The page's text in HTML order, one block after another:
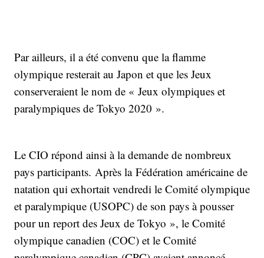
Par ailleurs, il a été convenu que la flamme
olympique resterait au Japon et que les Jeux
conserveraient le nom de « Jeux olympiques et
paralympiques de Tokyo 2020 ».
Le CIO répond ainsi à la demande de nombreux
pays participants. Après la Fédération américaine de
natation qui exhortait vendredi le Comité olympique
et paralympique (USOPC) de son pays à pousser
pour un report des Jeux de Tokyo », le Comité
olympique canadien (COC) et le Comité